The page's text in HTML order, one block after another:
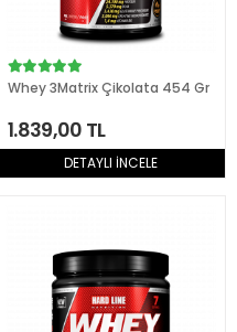
Whey 3Matrix Çikolata 454 Gr
1.839,00 TL
DETAYLI İNCELE